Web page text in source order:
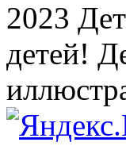
2023
детей!